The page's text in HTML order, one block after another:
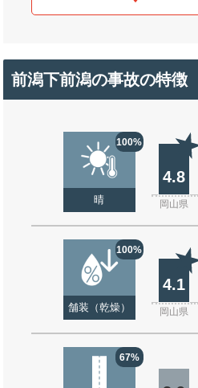
前潟下前潟の事故の特徴
100%
晴
4.8
岡山県
100%
舗装（乾燥）
4.1
岡山県
67%